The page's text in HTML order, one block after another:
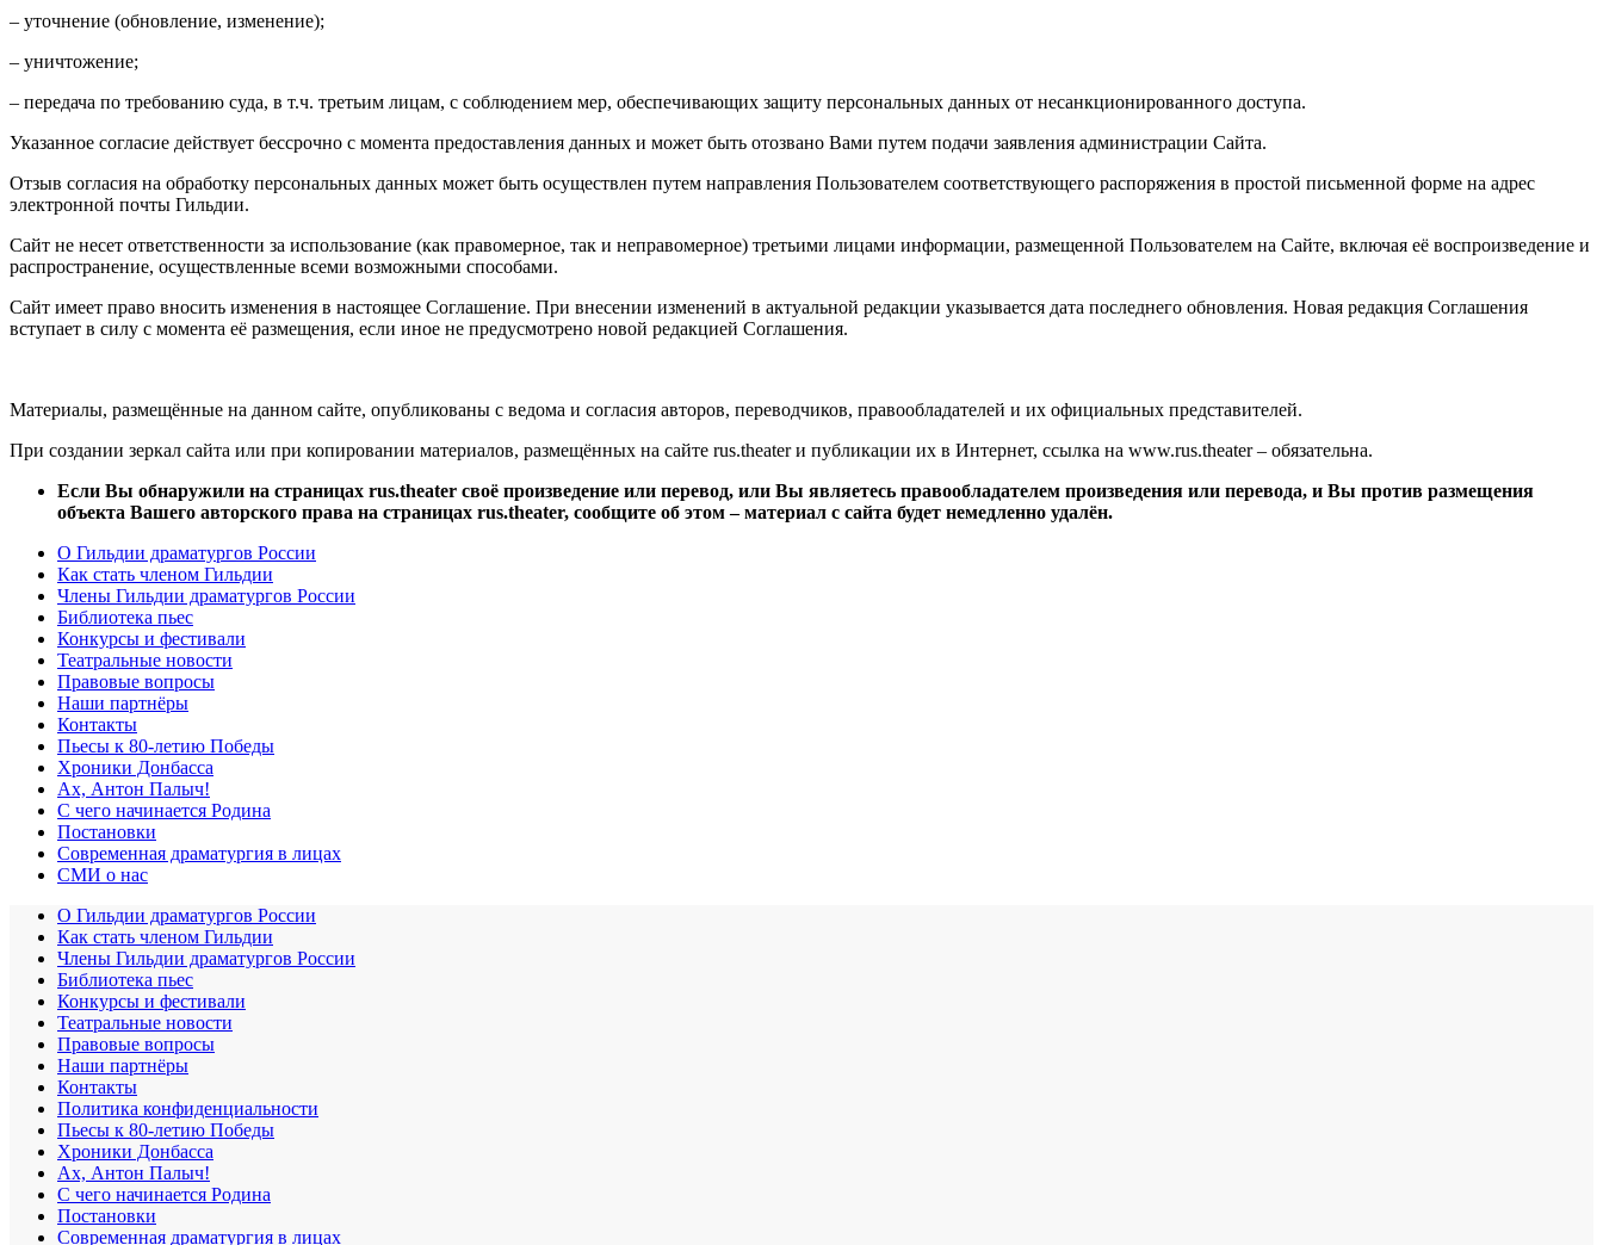
– уточнение (обновление, изменение);
– уничтожение;
– передача по требованию суда, в т.ч. третьим лицам, с соблюдением мер, обеспечивающих защиту персональных данных от несанкционированного доступа.
Указанное согласие действует бессрочно с момента предоставления данных и может быть отозвано Вами путем подачи заявления администрации Сайта.
Отзыв согласия на обработку персональных данных может быть осуществлен путем направления Пользователем соответствующего распоряжения в простой письменной форме на адрес
электронной почты Гильдии.
Сайт не несет ответственности за использование (как правомерное, так и неправомерное) третьими лицами информации, размещенной Пользователем на Сайте, включая её воспроизведение и
распространение, осуществленные всеми возможными способами.
Сайт имеет право вносить изменения в настоящее Соглашение. При внесении изменений в актуальной редакции указывается дата последнего обновления. Новая редакция Соглашения
вступает в силу с момента её размещения, если иное не предусмотрено новой редакцией Соглашения.
Материалы, размещённые на данном сайте, опубликованы с ведома и согласия авторов, переводчиков, правообладателей и их официальных представителей.
При создании зеркал сайта или при копировании материалов, размещённых на сайте rus.theater и публикации их в Интернет, ссылка на www.rus.theater – обязательна.
Если Вы обнаружили на страницах rus.theater своё произведение или перевод, или Вы являетесь правообладателем произведения или перевода, и Вы против размещения
объекта Вашего авторского права на страницах rus.theater, сообщите об этом – материал с сайта будет немедленно удалён.
О Гильдии драматургов России
Как стать членом Гильдии
Члены Гильдии драматургов России
Библиотека пьес
Конкурсы и фестивали
Театральные новости
Правовые вопросы
Наши партнёры
Контакты
Пьесы к 80-летию Победы
Хроники Донбасса
Ах, Антон Палыч!
С чего начинается Родина
Постановки
Современная драматургия в лицах
СМИ о нас
О Гильдии драматургов России
Как стать членом Гильдии
Члены Гильдии драматургов России
Библиотека пьес
Конкурсы и фестивали
Театральные новости
Правовые вопросы
Наши партнёры
Контакты
Политика конфиденциальности
Пьесы к 80-летию Победы
Хроники Донбасса
Ах, Антон Палыч!
С чего начинается Родина
Постановки
Современная драматургия в лицах